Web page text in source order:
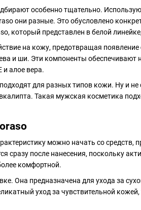
особенно тщательно.
они разные. Это обусловлено
который представлен в белой
на кожу, предотвращая
и ши. Эти компоненты
и алое вера.
для разных типов кожи. Ну и
Такая мужская косметика
можно начать со
после нанесения, поскольку
комфортной.
Она предназначена для ухода за
уход за чувствительной